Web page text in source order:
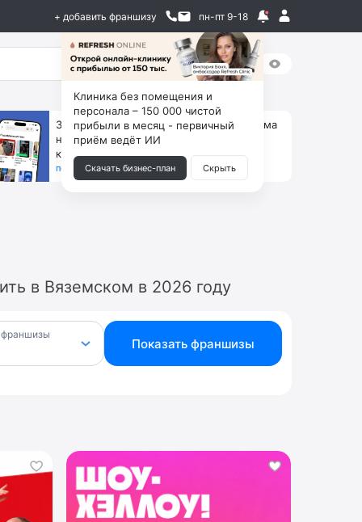
+ добавить франшизу пн-пт 9-18
За 90 тыс. открой магазин на Авито, дома
ни коробок, ни товара, ни склада, зато
каждый месяц +125 тыс. чистыми
получить бизнес-план ↓
в Вяземском в 2026 году
франшизы
Показать франшизы
Клиника без помещения и
персонала – 150 000 чистой
прибыли в месяц - первичный
приём ведёт ИИ
Скачать бизнес-план Скрыть